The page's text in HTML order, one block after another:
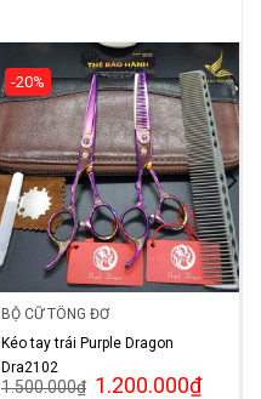
-20%
BỘ CỮ TÔNG ĐƠ
Kéo tay trái Purple Dragon
Dra2102
1.500.000₫ 1.200.000₫